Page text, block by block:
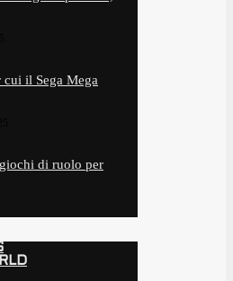
il Sega Mega
di ruolo per